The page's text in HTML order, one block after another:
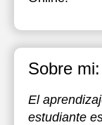
Sobre mi:
El
estudiante